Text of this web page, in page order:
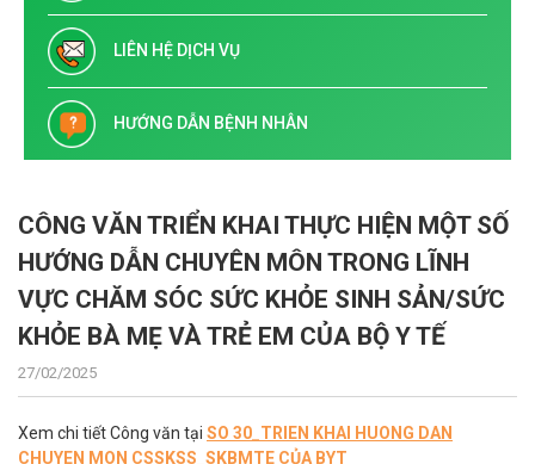
LIÊN HỆ DỊCH VỤ
HƯỚNG DẪN BỆNH NHÂN
CÔNG VĂN TRIỂN KHAI THỰC HIỆN MỘT SỐ
HƯỚNG DẪN CHUYÊN MÔN TRONG LĨNH
VỰC CHĂM SÓC SỨC KHỎE SINH SẢN/SỨC
KHỎE BÀ MẸ VÀ TRẺ EM CỦA BỘ Y TẾ
27/02/2025
Xem chi tiết Công văn tại SO 30_TRIEN KHAI HUONG DAN
CHUYEN MON CSSKSS_SKBMTE CỦA BYT